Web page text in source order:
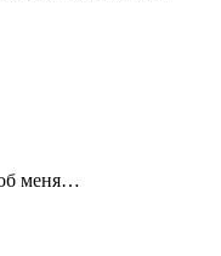
меня…